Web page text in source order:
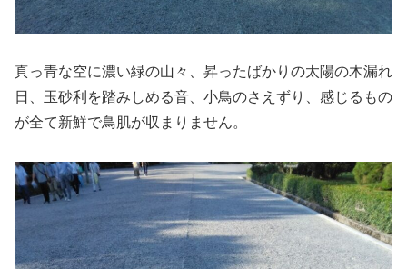
真っ青な空に濃い緑の山々、昇ったばかりの太陽の木漏れ
日、玉砂利を踏みしめる音、小鳥のさえずり、感じるもの
が全て新鮮で鳥肌が収まりません。